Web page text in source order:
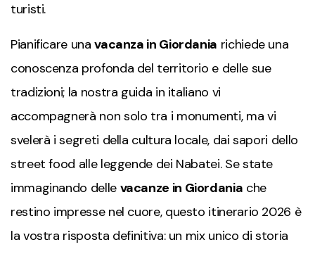
turisti.
Pianificare unavacanza in Giordania richiede una
conoscenza profonda del territorio e delle sue
tradizioni; la nostra guida in italiano vi
accompagnerà non solo tra i monumenti, ma vi
svelerà i segreti della cultura locale, dai sapori dello
street food alle leggende dei Nabatei. Se state
immaginando delle vacanze in Giordania che
restino impresse nel cuore, questo itinerario 2026 è
la vostra risposta definitiva: un mix unico di storia